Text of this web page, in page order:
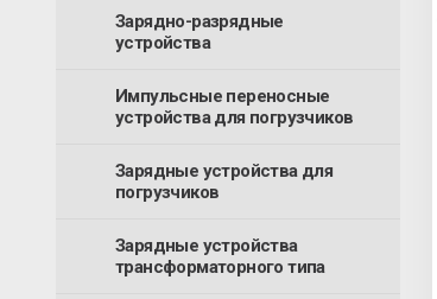
Зарядно-разрядные
устройства
Импульсные переносные
устройства для погрузчиков
Зарядные устройства для
погрузчиков
Зарядные устройства
трансформаторного типа